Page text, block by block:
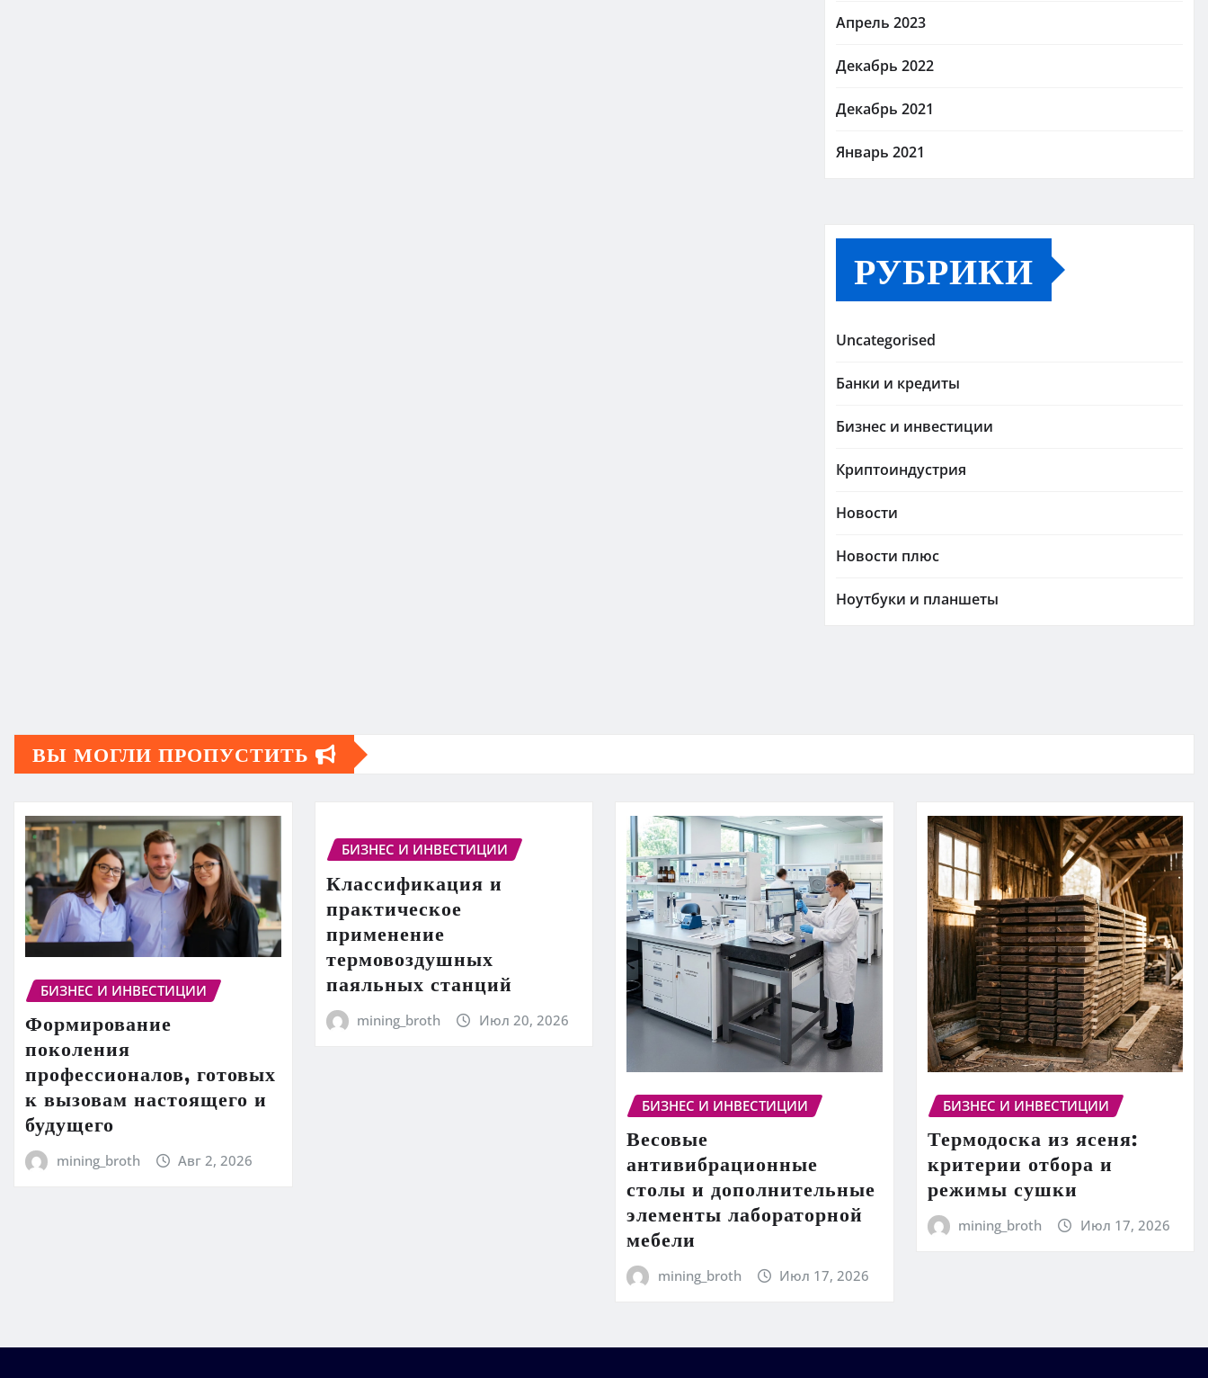
Апрель 2023
Декабрь 2022
Декабрь 2021
Январь 2021
РУБРИКИ
Uncategorised
Банки и кредиты
Бизнес и инвестиции
Криптоиндустрия
Новости
Новости плюс
Ноутбуки и планшеты
ВЫ МОГЛИ ПРОПУСТИТЬ
БИЗНЕС И ИНВЕСТИЦИИ
Формирование
поколения
профессионалов, готовых
к вызовам настоящего и
будущего
mining_broth Авг 2, 2026
БИЗНЕС И ИНВЕСТИЦИИ
Классификация и
практическое
применение
термовоздушных
паяльных станций
mining_broth Июл 20, 2026
БИЗНЕС И ИНВЕСТИЦИИ
Весовые
антивибрационные
столы и дополнительные
элементы лабораторной
мебели
mining_broth Июл 17, 2026
БИЗНЕС И ИНВЕСТИЦИИ
Термодоска из ясеня:
критерии отбора и
режимы сушки
mining_broth Июл 17, 2026